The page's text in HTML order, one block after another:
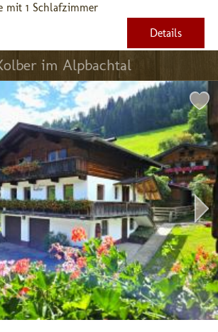
mit 1 Schlafzimmer
Details
im Alpbachtal